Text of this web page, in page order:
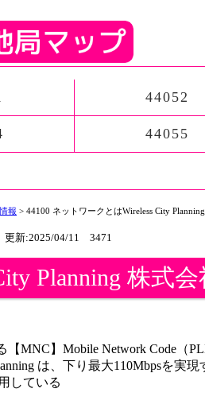
44052
44055
報 > 44100 ネットワークとはWireless City
新:2025/04/11 3471
Planning 株式
MNC】Mobile Network Code（
は、下り最大110Mbpsを実
している